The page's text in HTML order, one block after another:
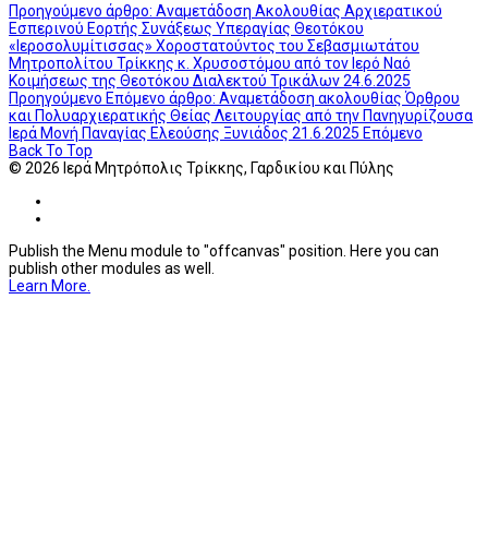
Προηγούμενο άρθρο: Αναμετάδοση Ακολουθίας Αρχιερατικού
Εσπερινού Εορτής Συνάξεως Υπεραγίας Θεοτόκου
«Ιεροσολυμίτισσας» Χοροστατούντος του Σεβασμιωτάτου
Μητροπολίτου Τρίκκης κ. Χρυσοστόμου από τον Ιερό Ναό
Κοιμήσεως της Θεοτόκου Διαλεκτού Τρικάλων 24.6.2025
Προηγούμενο Επόμενο άρθρο: Αναμετάδοση ακολουθίας Όρθρου
και Πολυαρχιερατικής Θείας Λειτουργίας από την Πανηγυρίζουσα
Ιερά Μονή Παναγίας Ελεούσης Ξυνιάδος 21.6.2025 Επόμενο
Back To Top
© 2026 Ιερά Μητρόπολις Τρίκκης, Γαρδικίου και Πύλης
Publish the Menu module to "offcanvas" position. Here you can
publish other modules as well.
Learn More.